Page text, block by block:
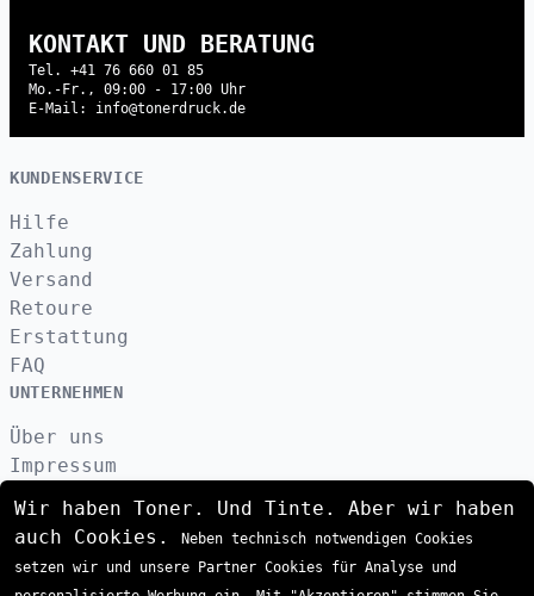
KONTAKT UND BERATUNG
Tel. +41 76 660 01 85
Mo.-Fr., 09:00 - 17:00 Uhr
E-Mail: info@tonerdruck.de
KUNDENSERVICE
Hilfe
Zahlung
Versand
Retoure
Erstattung
FAQ
UNTERNEHMEN
Über uns
Impressum
VERSAND
Wir haben Toner. Und Tinte. Aber wir haben
auch Cookies.
Neben technisch notwendigen Cookies
setzen wir und unsere Partner Cookies für Analyse und